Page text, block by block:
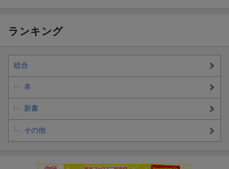
ランキング
総合
本
新書
その他